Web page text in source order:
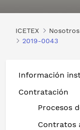
ICETEX Nosotros
2019-0043
Información
Contratación
Procesos
Contratos